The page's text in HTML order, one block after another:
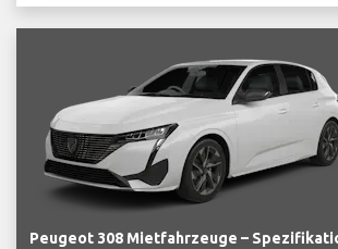
Peugeot 308 Mietfahrzeuge –